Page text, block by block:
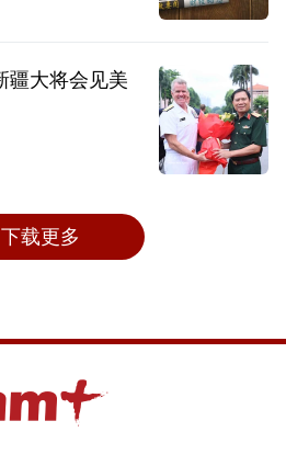
疆大将会见美
下载更多